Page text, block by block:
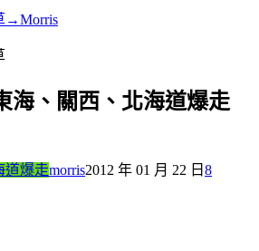
→Morris
海、關西、北海道爆走
道爆走morris2012 年 01 月 22 日 8